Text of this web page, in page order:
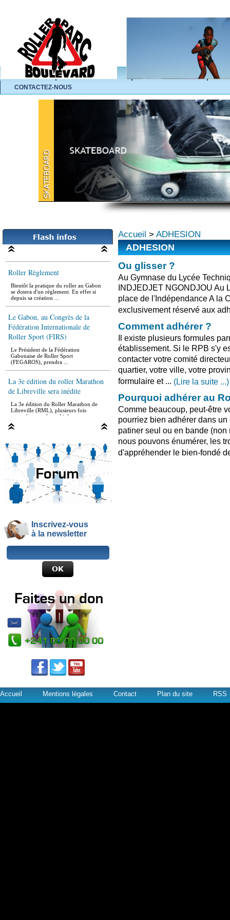
ACCUEIL L'ASSOCIATION
CONTACTEZ-NOUS
se dotera d'un règlement. En effet si
depuis sa création ...
Fédération Internationale de
Roller Sport (FIRS)
Gabonaise de Roller Sport
(FEGAROS), prendra ...
de Libreville sera inédite
Libreville (RML), plusieurs fois
reportée pour de multiples ...
La roller rando d'LBV
Le lieu prévu pour le rassemblement est
le rond-point de la démocratie ou le
départ sera donné ...
Inscrivez-vous
à la newsletter
Accueil > ADHESION
ADHESION
Ou glisser ?
Au Gymnase du Lycée
INDJEDJET NGONDJOU Au
place de l'Indépendance A la
exclusivement réservé aux
Comment adhérer ?
Il existe plusieurs formules
établissement. Si le RPB s'y
contacter votre comité
quartier, votre ville, votre
formulaire et ... (Lire la suite ...)
Pourquoi adhérer au
Comme beaucoup, peut-être
pourriez bien adhérer dans
patiner seul ou en bande
nous pouvons énumérer, les
d'appréhender le bien-fondé
Accueil Mentions légales Contact Plan du site RSS